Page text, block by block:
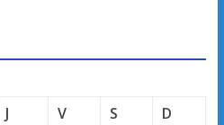
J V S D